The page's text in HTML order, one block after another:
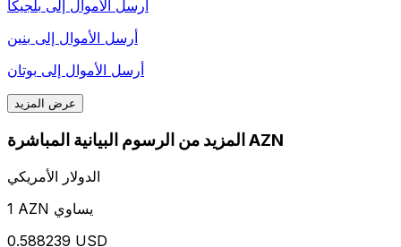
أرسل الأموال إلى بلجيكا
أرسل الأموال إلى بنين
أرسل الأموال إلى بوتان
عرض المزيد
المزيد من الرسوم البيانية المباشرة AZN
الدولار الأمريكي
1 AZN يساوي
0.588239 USD